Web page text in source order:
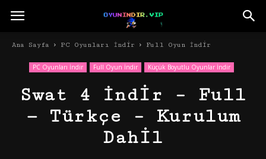
Ana Sayfa PC Oyunları İndir Full Oyun İndir
PC Oyunları İndir Full Oyun İndir Küçük Boyutlu Oyunlar İndir
Swat 4 İndir – Full
— Türkçe – Kurulum
Dahil